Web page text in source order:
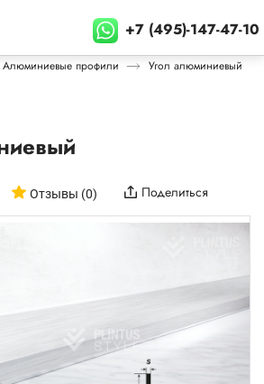
+7 (495)-147-47-10
Алюминиевые профили Угол алюминиевый
Отзывы (0) Поделиться